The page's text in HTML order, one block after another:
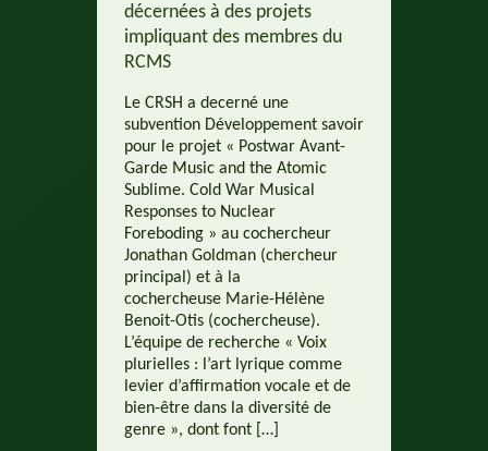
décernées à des projets
impliquant des membres du
RCMS
Le CRSH a decerné une
subvention Développement savoir
pour le projet « Postwar Avant-
Garde Music and the Atomic
Sublime. Cold War Musical
Responses to Nuclear
Foreboding » au cochercheur
Jonathan Goldman (chercheur
principal) et à la
cochercheuse Marie-Hélène
Benoit-Otis (cochercheuse).
L’équipe de recherche « Voix
plurielles : l’art lyrique comme
levier d’affirmation vocale et de
bien-être dans la diversité de
genre », dont font […]